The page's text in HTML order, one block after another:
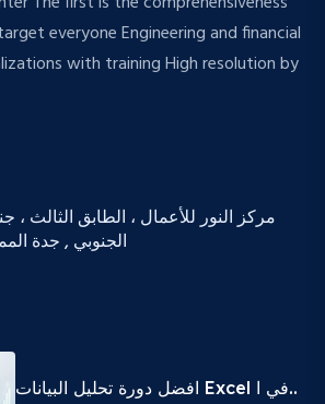
everyone Engineering and financial
with training High resolution by
الجنوبي , جدة
افضل دورة تحليل البيانات Excel في ا..